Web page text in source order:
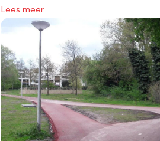
Lees meer